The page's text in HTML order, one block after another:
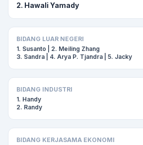
2. Hawali Yamady
BIDANG LUAR NEGERI
1. Susanto | 2. Meiling Zhang
3. Sandra | 4. Arya P. Tjandra | 5. Jacky
BIDANG INDUSTRI
1. Handy
2. Randy
BIDANG KERJASAMA EKONOMI